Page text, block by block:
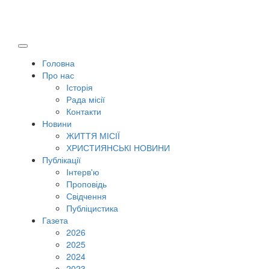
Головна
Про нас
Історія
Рада місії
Контакти
Новини
ЖИТТЯ МІСІЇ
ХРИСТИЯНСЬКІ НОВИНИ
Публікації
Інтерв'ю
Проповідь
Свідчення
Публіцистика
Газета
2026
2025
2024